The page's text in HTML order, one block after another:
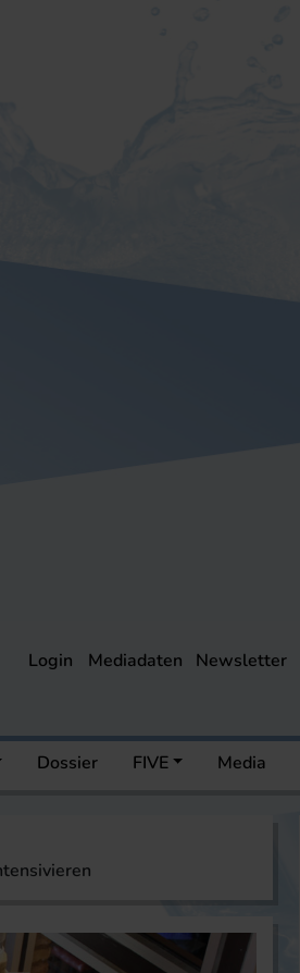
Login Mediadaten Newsletter
Dossier FIVE Media